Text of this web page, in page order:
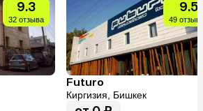
9.3
32 отзыва
9.5
49
Futuro
Киргизия, Бишкек